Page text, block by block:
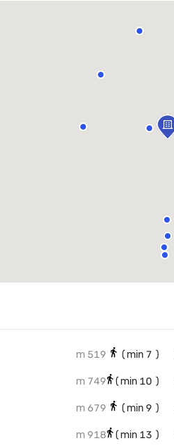
(
7
519 m
(
10
749 m
(
9
679 m
(
13
918 m